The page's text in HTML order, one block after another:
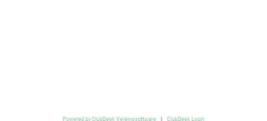
Powered by ClubDesk Vereinssoftware | ClubDesk Login